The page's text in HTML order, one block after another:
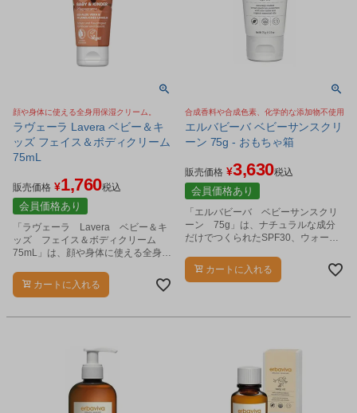
顔や身体に使える全身用保湿クリーム。
ラヴェーラ Lavera ベビー＆キ
ッズ フェイス＆ボディクリーム
75mL
販売価格 ¥1,760税込
会員価格あり
「ラヴェーラ Lavera ベビー＆キ
ッズ フェイス＆ボディクリーム
75mL」は、顔や身体に使える全身用
カートに入れる
合成香料や合成色素、化学的な添加物不使用
エルバビーバ ベビーサンスクリ
ーン 75g - おもちゃ箱
販売価格 ¥3,630税込
会員価格あり
「エルバビーバ ベビーサンスクリ
ーン 75g」は、ナチュラルな成分
だけでつくられたSPF30、ウォータ
カートに入れる